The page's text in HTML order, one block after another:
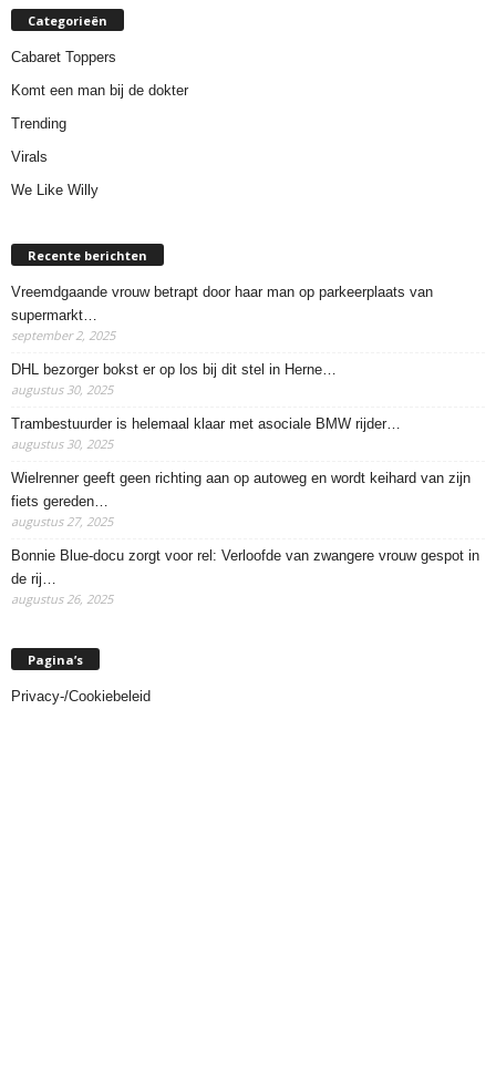
Categorieën
Cabaret Toppers
Komt een man bij de dokter
Trending
Virals
We Like Willy
Recente berichten
Vreemdgaande vrouw betrapt door haar man op parkeerplaats van
supermarkt…
september 2, 2025
DHL bezorger bokst er op los bij dit stel in Herne…
augustus 30, 2025
Trambestuurder is helemaal klaar met asociale BMW rijder…
augustus 30, 2025
Wielrenner geeft geen richting aan op autoweg en wordt keihard van zijn
fiets gereden…
augustus 27, 2025
Bonnie Blue-docu zorgt voor rel: Verloofde van zwangere vrouw gespot in
de rij…
augustus 26, 2025
Pagina’s
Privacy-/Cookiebeleid